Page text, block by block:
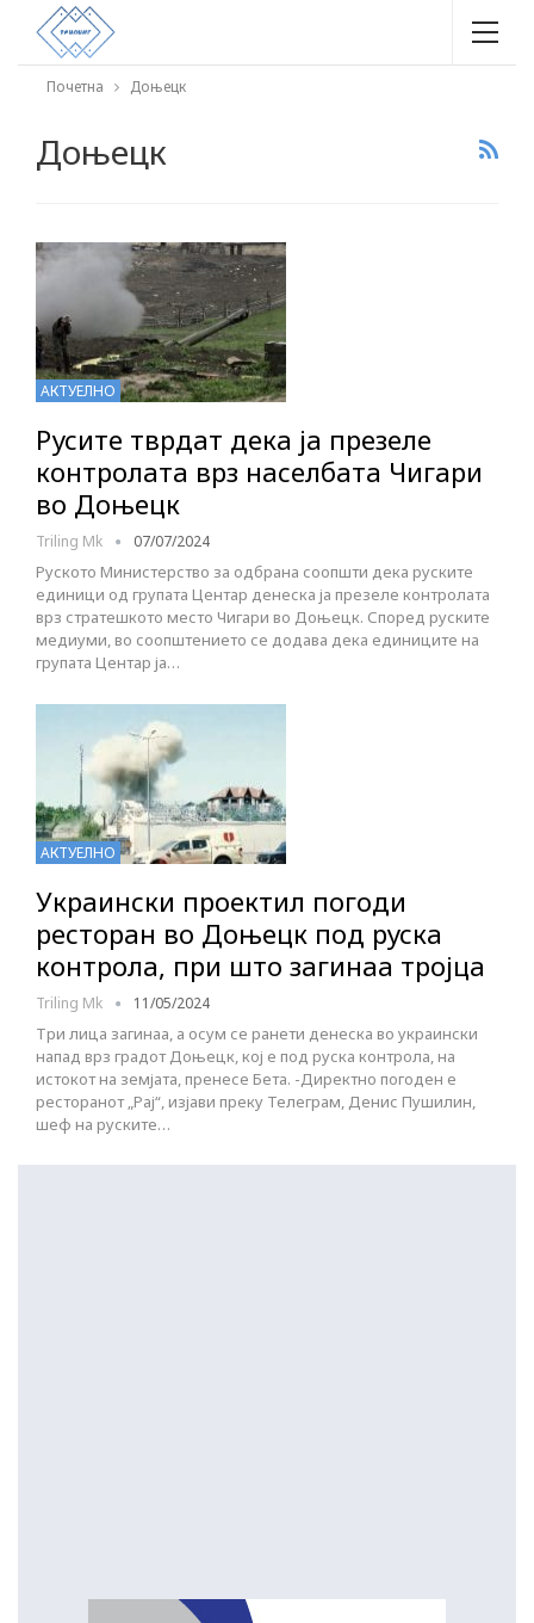
Почетна Доњецк
Доњецк
АКТУЕЛНО
Русите тврдат дека ја презеле
контролата врз населбата Чигари
во Доњецк
Triling Mk 07/07/2024
Руското Министерство за одбрана соопшти дека руските
единици од групата Центар денеска ја презеле контролата
врз стратешкото место Чигари во Доњецк. Според руските
медиуми, во соопштението се додава дека единиците на
групата Центар ја…
АКТУЕЛНО
Украински проектил погоди
ресторан во Доњецк под руска
контрола, при што загинаа тројца
Triling Mk 11/05/2024
Три лица загинаа, а осум се ранети денеска во украински
напад врз градот Доњецк, кој е под руска контрола, на
истокот на земјата, пренесе Бета. -Директно погоден е
ресторанот „Рај“, изјави преку Телеграм, Денис Пушилин,
шеф на руските…